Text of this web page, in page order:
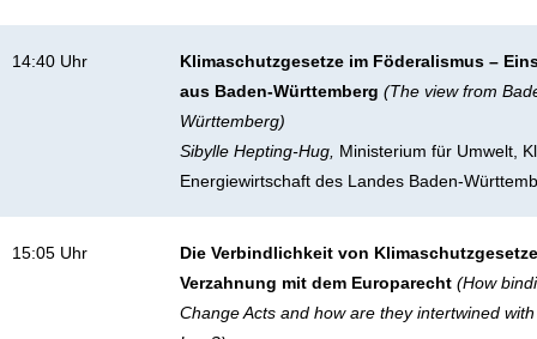
14:40 Uhr Klimaschutzgesetze im Föderalismus –
aus Baden-Württemberg (The view from
Württemberg)
Sibylle Hepting-Hug, Ministerium für Umwelt,
Energiewirtschaft des Landes Baden-
15:05 Uhr
Die Verbindlichkeit von
Verzahnung mit dem Europarecht (How
Change Acts and how are they intertwined